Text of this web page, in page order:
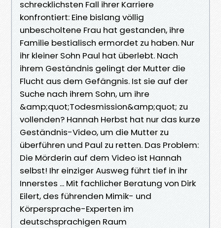
schrecklichsten Fall ihrer Karriere
konfrontiert: Eine bislang völlig
unbescholtene Frau hat gestanden, ihre
Familie bestialisch ermordet zu haben. Nur
ihr kleiner Sohn Paul hat überlebt. Nach
ihrem Geständnis gelingt der Mutter die
Flucht aus dem Gefängnis. Ist sie auf der
Suche nach ihrem Sohn, um ihre
&amp;quot;Todesmission&amp;quot; zu
vollenden? Hannah Herbst hat nur das kurze
Geständnis-Video, um die Mutter zu
überführen und Paul zu retten. Das Problem:
Die Mörderin auf dem Video ist Hannah
selbst! Ihr einziger Ausweg führt tief in ihr
Innerstes ... Mit fachlicher Beratung von Dirk
Eilert, des führenden Mimik- und
Körpersprache-Experten im
deutschsprachigen Raum